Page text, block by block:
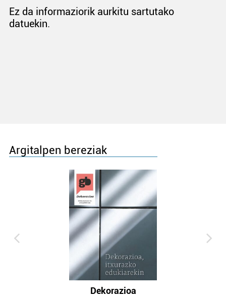
Ez da informaziorik aurkitu sartutako
datuekin.
Argitalpen bereziak
Dekorazioa